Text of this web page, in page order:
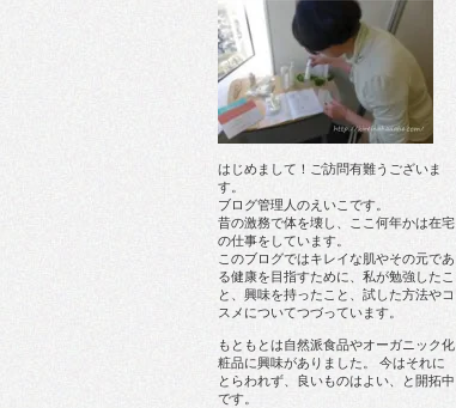
はじめまして！ご訪問有難うございま
す。
ブログ管理人のえいこです。
昔の激務で体を壊し、ここ何年かは在宅
の仕事をしています。
このブログではキレイな肌やその元であ
る健康を目指すために、私が勉強したこ
と、興味を持ったこと、試した方法やコ
スメについてつづっています。
もともとは自然派食品やオーガニック化
粧品に興味がありました。 今はそれに
とらわれず、良いものはよい、と開拓中
です。